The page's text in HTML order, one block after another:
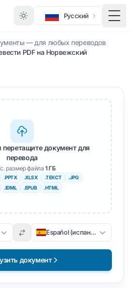
Русский
— для любых переводов
PDF на Норвежский
перетащите документ для
перевода
размер файла 1 ГБ
.PPTX .XLSX .ТЕКСТ
.JPG
.IDML .EPUB .HTML
Español (испанский)
документ